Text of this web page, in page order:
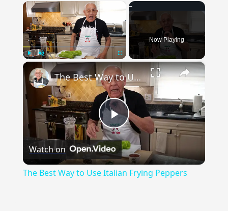
Unmute
Now Playing
×
Play
Video
The Best Way to Use Italian Frying Peppers
Watch on
The Best Way to Use Italian Frying Peppers